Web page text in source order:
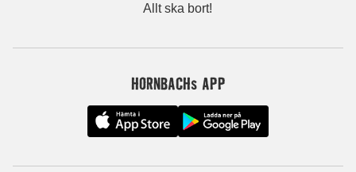
Allt ska bort!
HORNBACHs APP